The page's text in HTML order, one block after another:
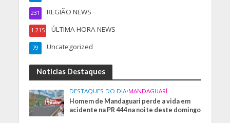
REGIÃO NEWS
231
ÚLTIMA HORA NEWS
1.215
Uncategorized
79
Noticias Destaques
DESTAQUES DO DIA•MANDAGUARÍ
Homem de Mandaguari perde a vida em
acidente na PR 444 na noite deste domingo